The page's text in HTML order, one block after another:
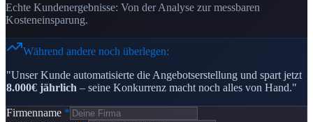
Echte Kundenergebnisse: Von der Analyse zur messbaren
Kosteneinsparung.
Während andere noch überlegen:
"Unser Kunde automatisierte die Angebotserstellung und spart jetzt
8.000€ jährlich – seine Konkurrenz macht noch alles von Hand."
Firmenname *